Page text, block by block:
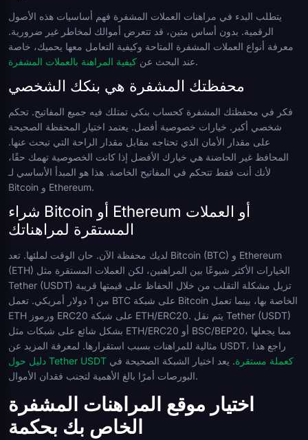
يتطلب البدء في مراهنات العملات المشفرة فهم أساسيات هذه الأصول
الرقمية. بدون أساس متين، قد تتعرض أموالك لمخاطر غير ضرورية.
معرفة أنواع العملات المشفرة المتاحة وكيفية التعامل معها يحميك، خاصة
عند البحث عن كيفية المراهنة بالعملات المشفرة .
محفظتك المشفرة هي بنكك الشخصي
فكر في محفظتك المشفرة كحساب بنكي تمتلك فيه جميع المفاتيح. تحكم
شخصي أكبر. خيارات خصوصية أفضل. يعتمد اختيار المحفظة الصحيحة
على مقدار الأمان الذي تحتاجه مقابل مقدار الراحة التي تبحث عنها.
المحافظ غير الحاضنة هي خيارك الأفضل إذا كانت الخصوصية تهمك حقًا،
لأنك أنت فقط تتحكم في المفاتيح الخاصة. هذا هو المبدأ الأساسي لـ
Bitcoin و Ethereum.
شراء Bitcoin أو Ethereum أو العملات
المستقرة لمراهناتك
لديك محفظة الآن. حان الوقت لملئها. تعد Bitcoin (BTC) و Ethereum
(ETH) الخيارات الأكثر شيوعًا بين المراهنين، لكن العملات المستقرة مثل
Tether (USDT) تزيل مشكلة التقلب من خلال الحفاظ على قيمتها قريبة
من 1 دولار أمريكي. تعمل BTC على شبكة Bitcoin الخاصة بها، بينما تعمل
ETH ورموز ERC20 على شبكة ETH/ERC20. يتم نقل Tether (USDT)
بشكل شائع على شبكات مثل ETH/ERC20 أو BSC/BEP20، مما يجعلها
مثالية للمراهنات بسبب استقرارها. لمعرفة المزيد عن USDT، راجع هذا
دليل حول Tether USDT كعملة مستقرة. يعد اختيار الشبكة الصحيحة في
البورصات أمرًا بالغ الأهمية لتجنب فقدان الأموال.
اختيار موقع المراهنات المشفرة
الخاص بك بحكمة